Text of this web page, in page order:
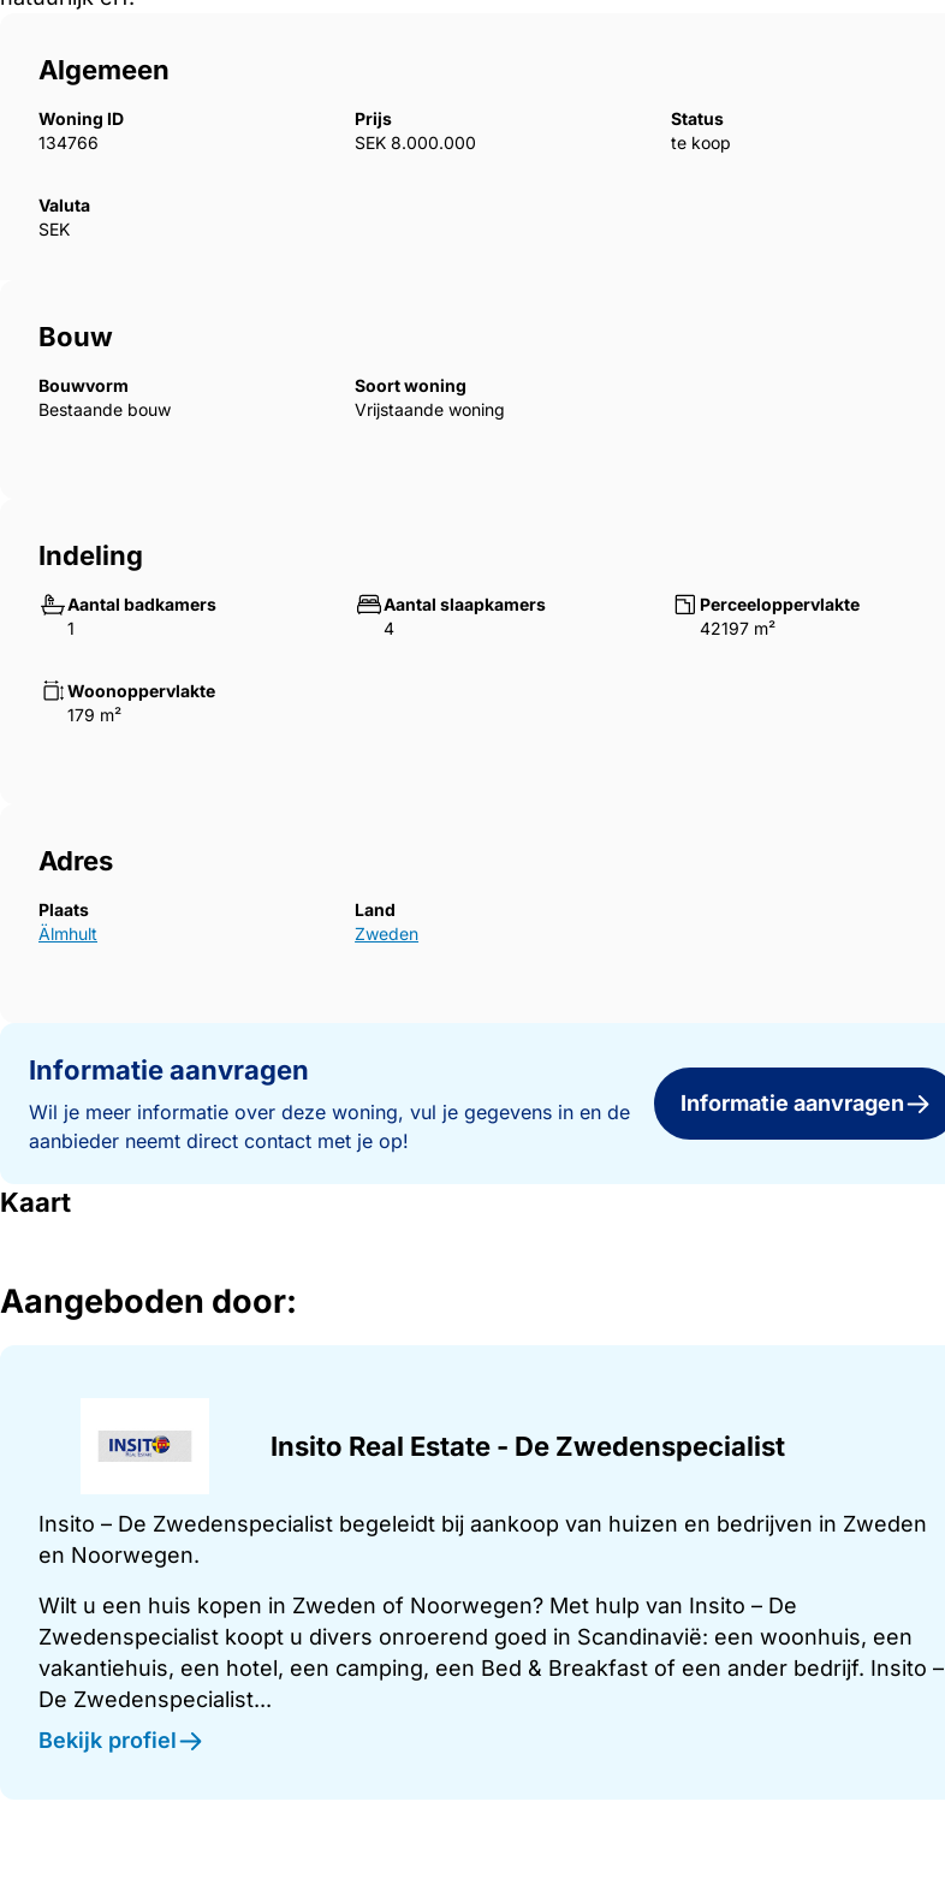
Algemeen
Woning ID
134766
Prijs
SEK 8.000.000
Status
te koop
Valuta
SEK
Bouw
Bouwvorm
Bestaande bouw
Soort woning
Vrijstaande woning
Indeling
Aantal badkamers
1
Aantal slaapkamers
4
Perceeloppervlakte
42197 m²
Woonoppervlakte
179 m²
Adres
Plaats
Älmhult
Land
Zweden
Informatie aanvragen
Wil je meer informatie over deze woning, vul je gegevens in en de
aanbieder neemt direct contact met je op!
Informatie aanvragen
Kaart
Aangeboden door:
Insito Real Estate - De Zwedenspecialist
Insito – De Zwedenspecialist begeleidt bij aankoop van huizen en bedrijven in Zweden
en Noorwegen.
Wilt u een huis kopen in Zweden of Noorwegen? Met hulp van Insito – De
Zwedenspecialist koopt u divers onroerend goed in Scandinavië: een woonhuis, een
vakantiehuis, een hotel, een camping, een Bed & Breakfast of een ander bedrijf. Insito –
De Zwedenspecialist...
Bekijk profiel